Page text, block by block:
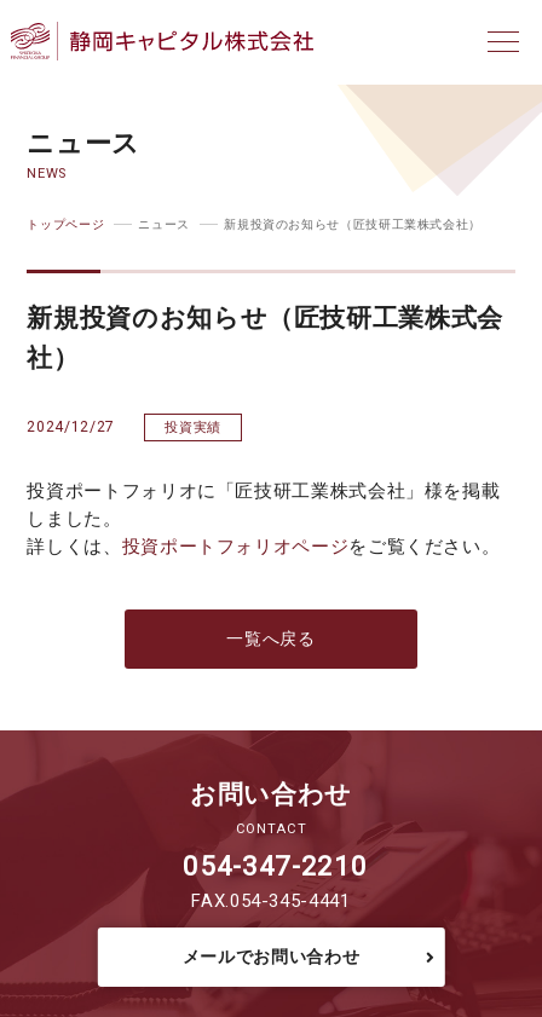
ニュース
NEWS
トップページ ニュース 新規投資のお知らせ（匠技研工業株式会社）
新規投資のお知らせ（匠技研工業株式会
社）
2024/12/27 投資実績
投資ポートフォリオに「匠技研工業株式会社」様を掲載
しました。
詳しくは、 投資ポートフォリオページをご覧ください。
一覧へ戻る
お問い合わせ
CONTACT
054-347-2210
FAX.054-345-4441
メールでお問い合わせ